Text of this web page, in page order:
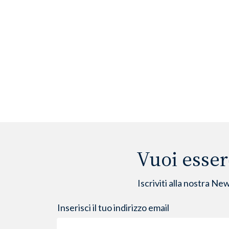
Vuoi
Iscriviti alla nostra
Inserisci il tuo indirizzo email